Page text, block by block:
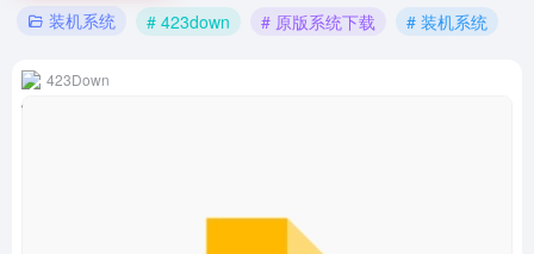
装机系统 # 423down # 原版系统下载 # 装机系统
423Down